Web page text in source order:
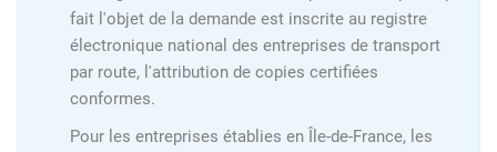
fait l'objet de la demande est inscrite au registre
électronique national des entreprises de transport
par route, l'attribution de copies certifiées
conformes.
Pour les entreprises établies en Île-de-France, les